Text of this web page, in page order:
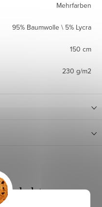
Mehrfarben
95% Baumwolle \ 5% Lycra
150 cm
230 g/m2